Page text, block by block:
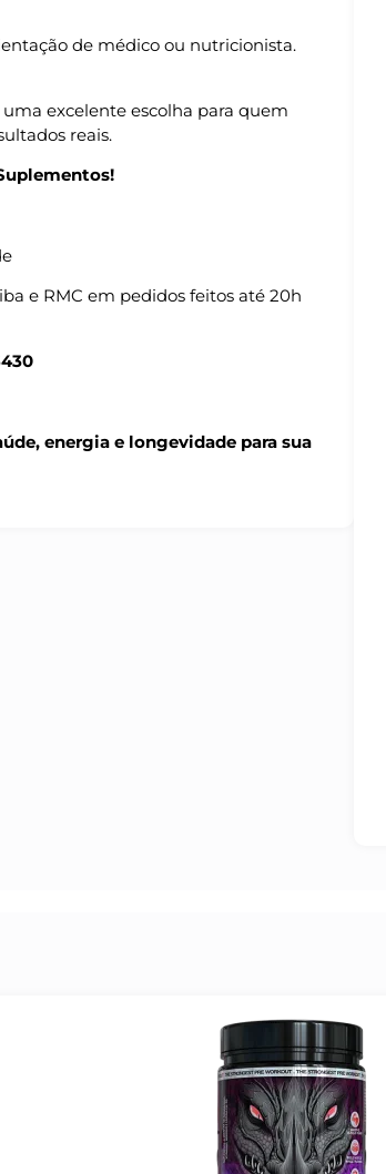
de médico ou nutricionista.
uma excelente escolha para quem
reais.
e RMC em pedidos feitos até 20h
energia e longevidade para sua